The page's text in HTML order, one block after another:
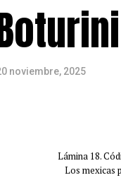
noviembre, 2025
Lámina 18.
Los mexicas